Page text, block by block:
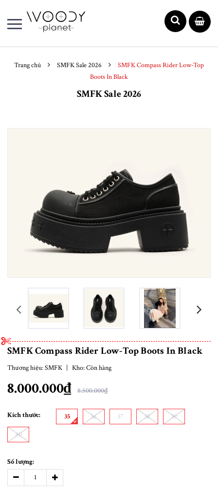
Trang chủ SMFK Sale 2026
SMFK Compass Rider Low-Top
Boots In Black
SMFK Sale 2026
prev
SMFK Compass Rider Low-Top Boots In Black
Thương hiệu:SMFK | Kho:Còn hàng
8.000.000₫ 8.500.000₫
Kích thước: 35 36 37 38 39
40
Số lượng: